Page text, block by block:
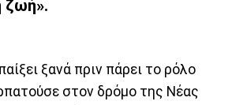
ζωή».
ξανά πριν πάρει το ρόλο
στον δρόμο της Νέας